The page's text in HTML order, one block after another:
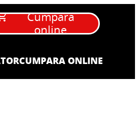
Cumpara
online
CUMPARA ONLINE